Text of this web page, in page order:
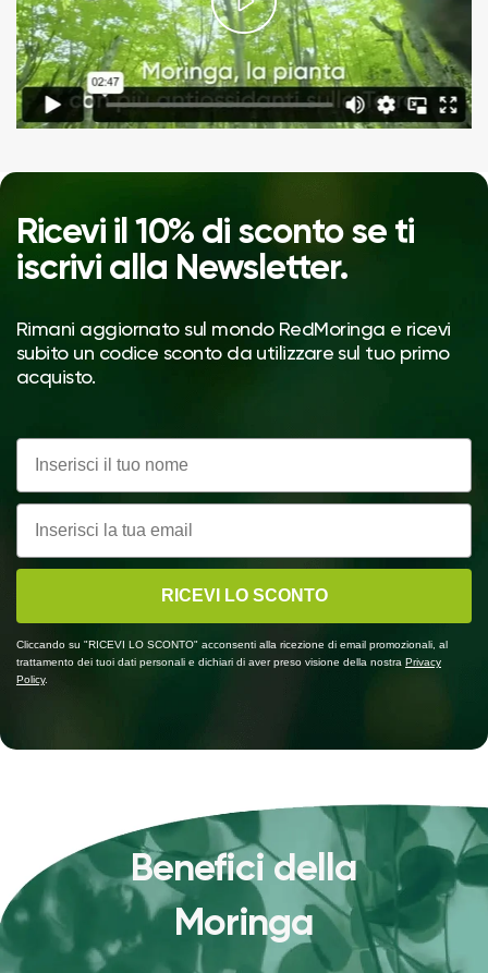
Ricevi il 10% di sconto se ti
iscrivi alla Newsletter.
Rimani aggiornato sul mondo RedMoringa e ricevi
subito un codice sconto da utilizzare sul tuo primo
acquisto.
Nome
Email
RICEVI LO SCONTO
Cliccando su "RICEVI LO SCONTO" acconsenti alla ricezione di email promozionali, al
trattamento dei tuoi dati personali e dichiari di aver preso visione della nostra Privacy
Policy.
Benefici della
Moringa